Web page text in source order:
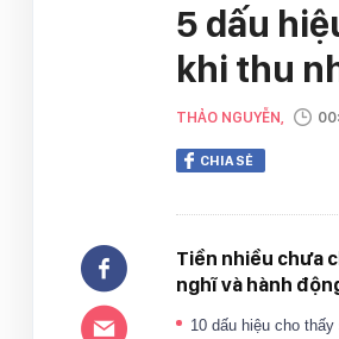
5 dấu
khi thu
THẢO NGUYỄN,
CHIA SẺ
Tiền nhiều chưa
nghĩ và hành
10 dấu hiệu cho